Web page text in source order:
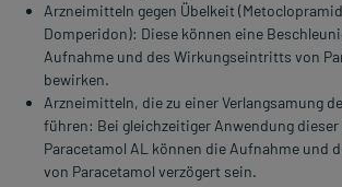
Arzneimitteln gegen Übelkeit
Domperidon): Diese können eine
Aufnahme und des Wirkungseintritts von
bewirken.
Arzneimitteln, die zu einer Verlangsamung
führen: Bei gleichzeitiger Anwendung
Paracetamol AL können die Aufnahme und
von Paracetamol verzögert sein.